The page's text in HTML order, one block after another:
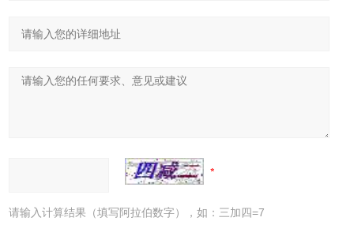
请输入计算结果（填写阿拉伯数字），如：三加四=7